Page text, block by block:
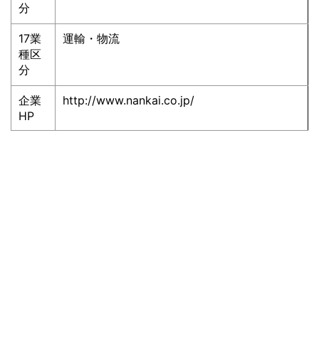
分
17業
種区
分
運輸・物流
企業
HP
http://www.nankai.co.jp/